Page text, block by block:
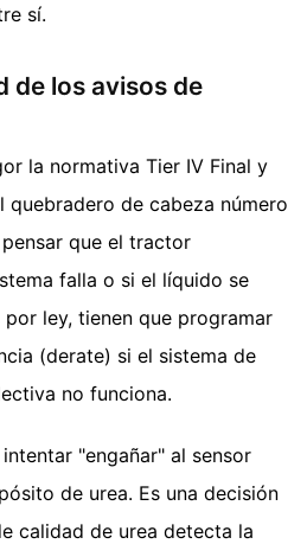
sí.
de los avisos de
la normativa Tier IV Final y
quebradero de cabeza número
que el tractor
falla o si el líquido se
ley, tienen que programar
(derate) si el sistema de
no funciona.
"engañar" al sensor
de urea. Es una decisión
calidad de urea detecta la